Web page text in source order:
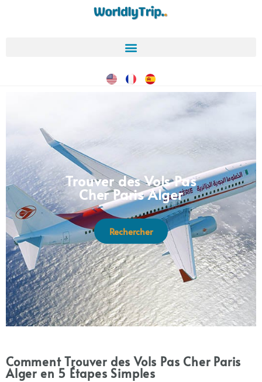
Trouver des Vols Pas
Cher Paris Alger
Rechercher
Comment Trouver des Vols Pas Cher Paris
Alger en 5 Étapes Simples